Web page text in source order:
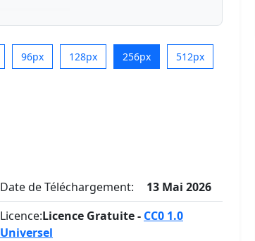
96px 128px 256px 512px
Date de Téléchargement:
13 Mai 2026
Licence:Licence Gratuite - CC0 1.0
Universel